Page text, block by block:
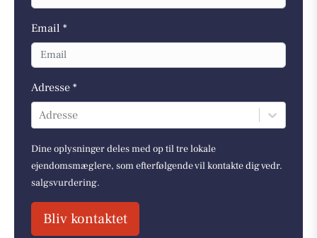
Email *
Adresse *
Adresse
Dine oplysninger deles med op til tre lokale
ejendomsmæglere, som efterfølgende vil kontakte dig vedr.
salgsvurdering.
Bliv kontaktet